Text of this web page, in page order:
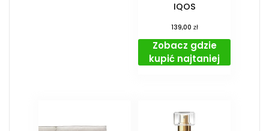
IQOS
139,00 zł
Zobacz gdzie
kupić najtaniej